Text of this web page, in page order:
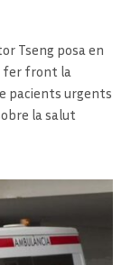
Tseng posa en
fer front la
pacients urgents
la salut